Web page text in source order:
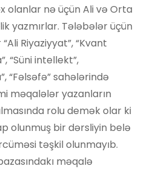
olanlar nə üçün Ali və Orta
yazmırlar. Tələbələr üçün
Riyaziyyat”, “Kvant
“Süni intellekt”,
“Fəlsəfə” sahələrində
məqalələr yazanların
rolu demək olar ki
olunmuş bir dərsliyin belə
təşkil olunmayıb.
məqalə